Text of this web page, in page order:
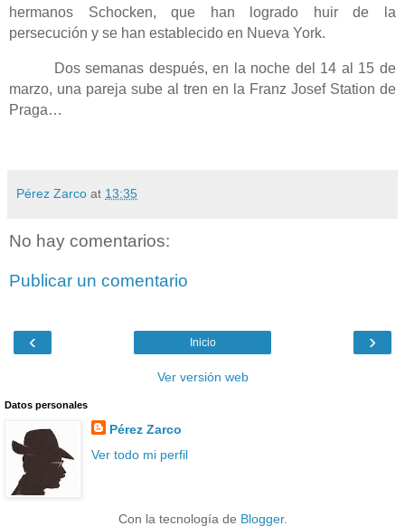
hermanos Schocken, que han logrado huir de la
persecución y se han establecido en Nueva York.
Dos semanas después, en la noche del 14 al 15 de
marzo, una pareja sube al tren en la Franz Josef Station de
Praga…
Pérez Zarco at 13:35
No hay comentarios:
Publicar un comentario
‹ ›
Inicio
Ver versión web
Datos personales
Pérez Zarco
Ver todo mi perfil
Con la tecnología de Blogger.